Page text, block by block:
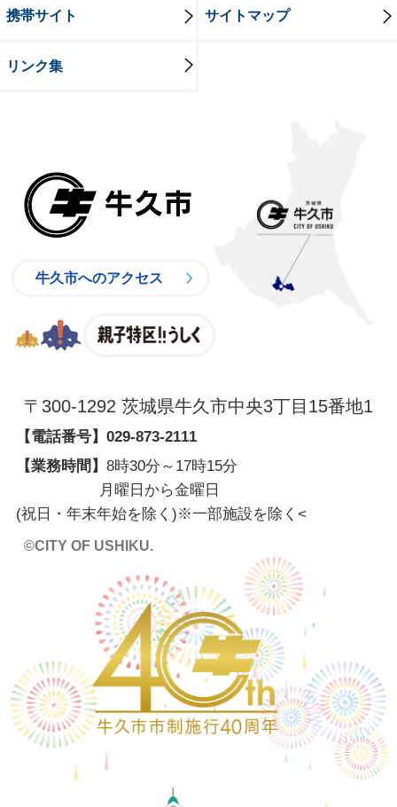
携帯サイト サイトマップ
リンク集
牛久市へのアクセス
〒300-1292 茨城県牛久市中央3丁目15番地1
【電話番号】 029-873-2111
【業務時間】 8時30分～17時15分
月曜日から金曜日
(祝日・年末年始を除く)※一部施設を除く <
©CITY OF USHIKU.